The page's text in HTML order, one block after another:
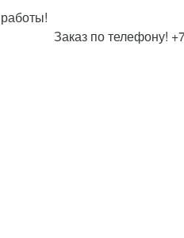
Заказ по телефону!